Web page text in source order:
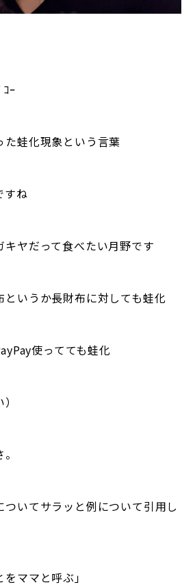
ｰ
た蛙化現象という言葉
すね
キヤだって食べたい月野です
いうか長財布に対しても蛙化
使ってても蛙化
ついてサラッと例について引用し
ママと呼ぶ」